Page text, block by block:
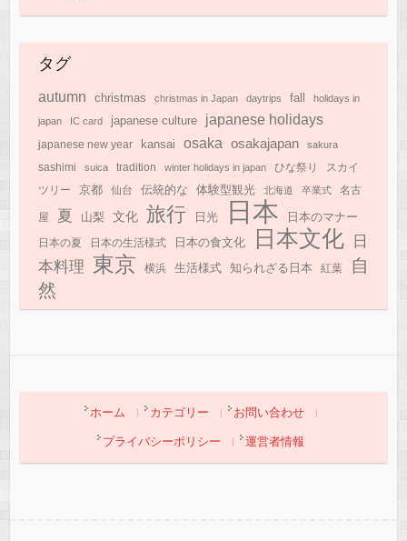
タグ
autumn christmas christmas in Japan daytrips fall holidays in
japan IC card japanese culture japanese holidays
japanese new year kansai osaka osakajapan sakura
sashimi suica tradition winter holidays in japan ひな祭り スカイ
ツリー 京都 仙台 伝統的な 体験型観光 北海道 卒業式 名古
屋 夏 山梨 文化 旅行 日光 日本 日本のマナー
日本の夏 日本の生活様式 日本の食文化 日本文化 日
本料理 東京 横浜 生活様式 知られざる日本 紅葉
自
然
ホーム カテゴリー お問い合わせ
プライバシーポリシー 運営者情報